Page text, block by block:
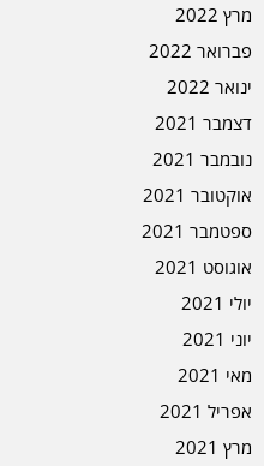
מרץ 2022
פברואר 2022
ינואר 2022
דצמבר 2021
נובמבר 2021
אוקטובר 2021
ספטמבר 2021
אוגוסט 2021
יולי 2021
יוני 2021
מאי 2021
אפריל 2021
מרץ 2021